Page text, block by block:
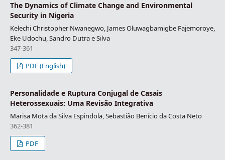
The Dynamics of Climate Change and Environmental
Security in Nigeria
Kelechi Christopher Nwanegwo, James Oluwagbamigbe Fajemoroye,
Eke Udochu, Sandro Dutra e Silva
347-361
PDF (English)
Personalidade e Ruptura Conjugal de Casais
Heterossexuais: Uma Revisão Integrativa
Marisa Mota da Silva Espindola, Sebastião Benício da Costa Neto
362-381
PDF